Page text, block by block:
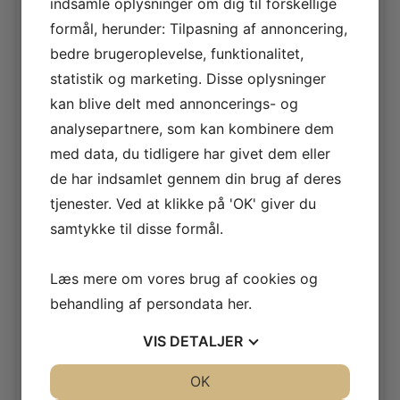
Blankeskobørste
m/hank Lyse
hestehalehår 20
cm. Olieret
bøgetræ
formål, herunder: Tilpasning af annoncering,
bedre brugeroplevelse, funktionalitet,
statistik og marketing. Disse oplysninger
kan blive delt med annoncerings- og
analysepartnere, som kan kombinere dem
med data, du tidligere har givet dem eller
de har indsamlet gennem din brug af deres
tjenester. Ved at klikke på 'OK' giver du
samtykke til disse formål.
Læs mere om vores brug af cookies og
behandling af persondata her.
VIS DETALJER
OK